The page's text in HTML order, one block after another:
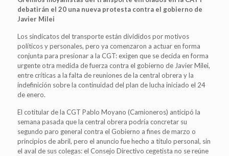
debatirán el 20 una nueva protesta contra el gobierno de
Javier Milei
Los sindicatos del transporte están divididos por motivos
políticos y personales, pero ya comenzaron a actuar en forma
conjunta para presionar a la CGT: exigen que se decida en forma
urgente otra medida de fuerza contra el gobierno de Javier Milei,
entre críticas a la falta de reuniones de la central obrera y la
indefinición sobre la continuidad del plan de lucha iniciado el 24
de enero.
El cotitular de la CGT Pablo Moyano (Camioneros) anticipó la
semana pasada que la central obrera podría concretar su
segundo paro general contra el Gobierno a fines de marzo o
principios de abril, pero el anuncio fue hecho a título personal, sin
el aval de sus colegas: el Consejo Directivo cegetista no se reúne